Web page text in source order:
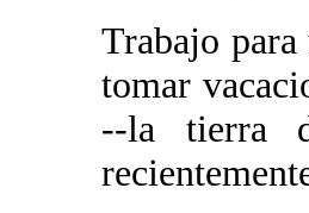
Trabajo
tomar
--la tierra